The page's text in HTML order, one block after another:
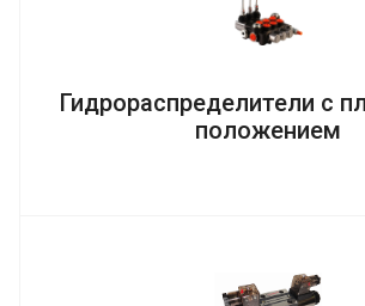
Гидрораспределители с
положением